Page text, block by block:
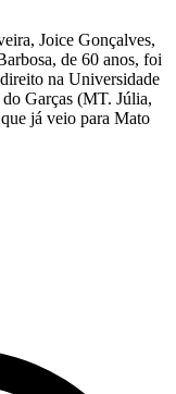
Joice Gonçalves,
de 60 anos, foi
na Universidade
Garças (MT. Júlia,
já veio para Mato